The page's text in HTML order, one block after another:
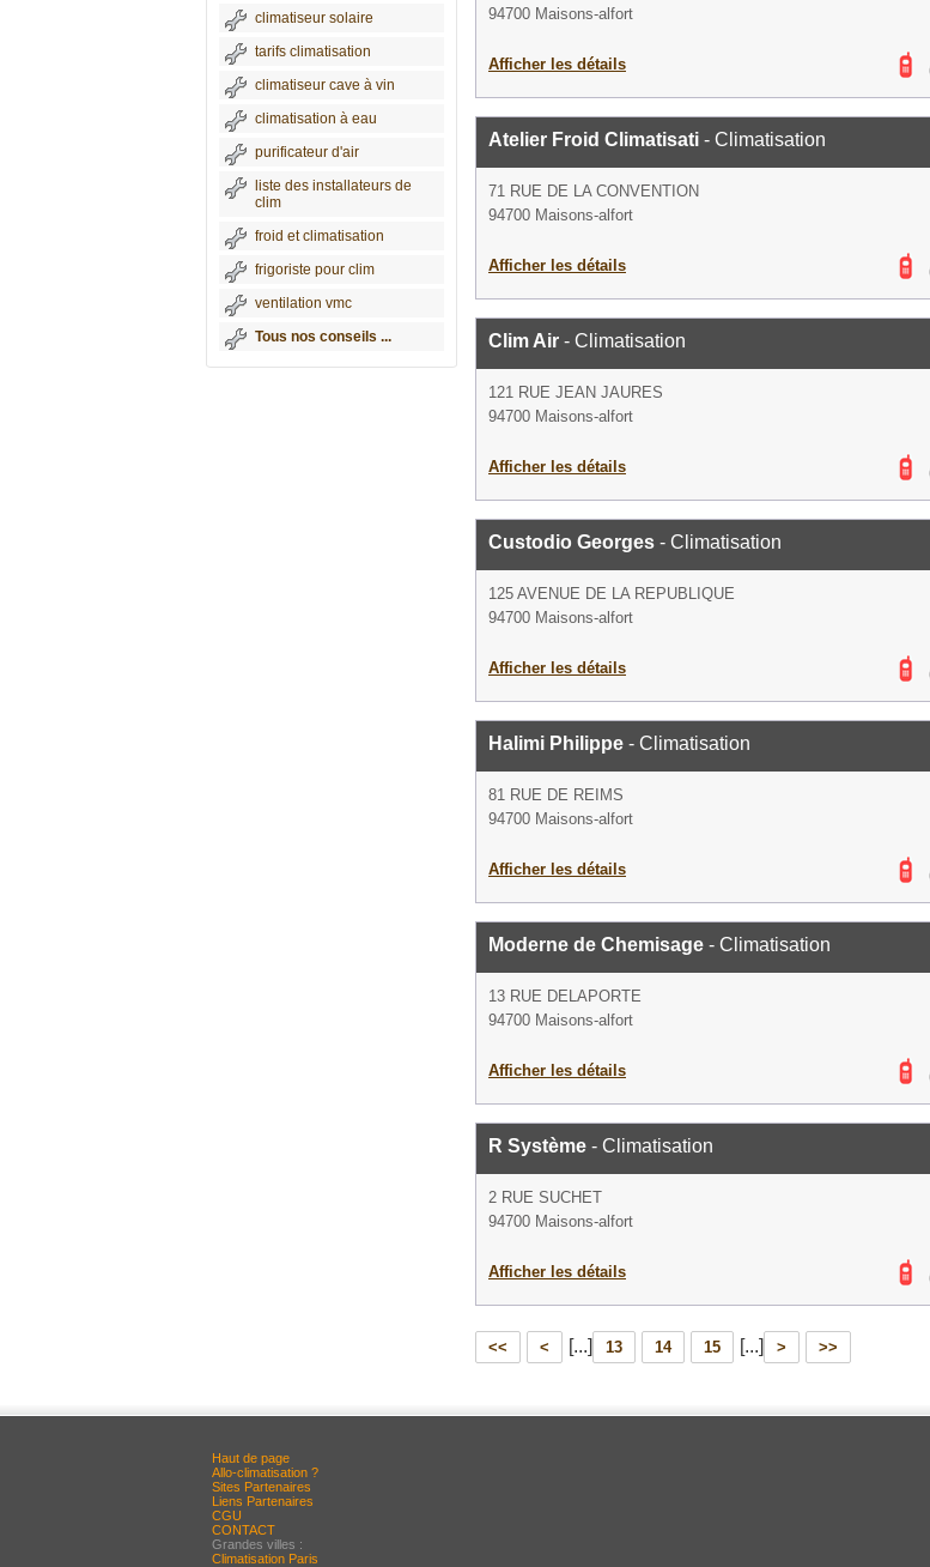
climatiseur solaire
tarifs climatisation
climatiseur cave à vin
climatisation à eau
purificateur d'air
liste des installateurs de
clim
froid et climatisation
frigoriste pour clim
ventilation vmc
Tous nos conseils ...
94700 Maisons-alfort
Afficher les détails
Atelier Froid Climatisati - Climatisation
71 RUE DE LA CONVENTION
94700 Maisons-alfort
Afficher les détails
Clim Air - Climatisation
121 RUE JEAN JAURES
94700 Maisons-alfort
Afficher les détails
Custodio Georges - Climatisation
125 AVENUE DE LA REPUBLIQUE
94700 Maisons-alfort
Afficher les détails
Halimi Philippe - Climatisation
81 RUE DE REIMS
94700 Maisons-alfort
Afficher les détails
Moderne de Chemisage - Climatisation
13 RUE DELAPORTE
94700 Maisons-alfort
Afficher les détails
R Système - Climatisation
2 RUE SUCHET
94700 Maisons-alfort
Afficher les détails
<< < [...] 13 14 15 [...] > >>
Haut de page
Allo-climatisation ?
Sites Partenaires
Liens Partenaires
CGU
CONTACT
Grandes villes :
Climatisation Paris